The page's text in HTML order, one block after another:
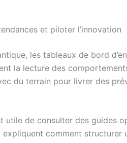
et piloter l’innovation
les tableaux de bord
la lecture des
du terrain pour livrer des
utile de consulter des guides
comment structurer